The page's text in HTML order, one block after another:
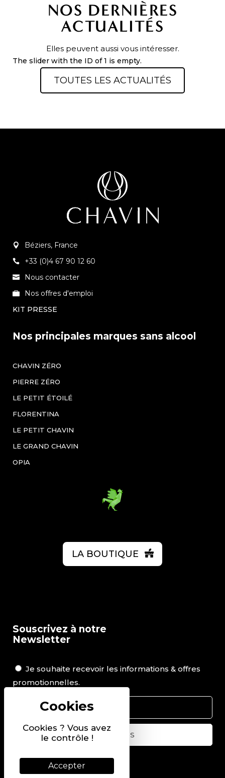
Cookies ? Vous avez
le contrôle !
Accepter
NOS DERNIÈRES
ACTUALITÉS
Elles peuvent aussi vous intéresser.
The slider with the ID of 1 is empty.
TOUTES LES ACTUALITÉS
Béziers, France
+33 (0)4 67 90 12 60
Nous contacter
Nos offres d'emploi
KIT PRESSE
Nos principales marques sans alcool
CHAVIN ZÉRO
PIERRE ZÉRO
LE PETIT ÉTOILÉ
FLORENTINA
LE PETIT CHAVIN
LE GRAND CHAVIN
OPIA
LA BOUTIQUE
Souscrivez à notre
Newsletter
Je souhaite recevoir les informations & offres
promotionnelles.
Suivez-nous sur